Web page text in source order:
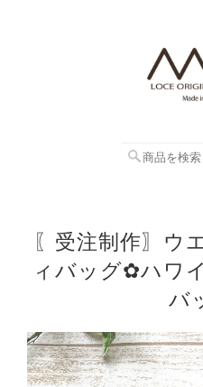
〖受注制作〗ウ
ィバッグ✿ハワ
バ